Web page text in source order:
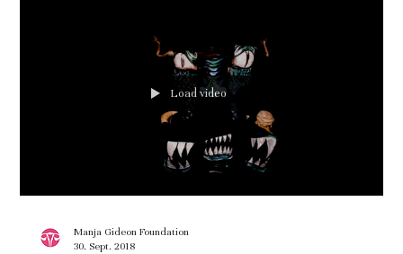
Load video
Manja Gideon Foundation
30. Sept. 2018